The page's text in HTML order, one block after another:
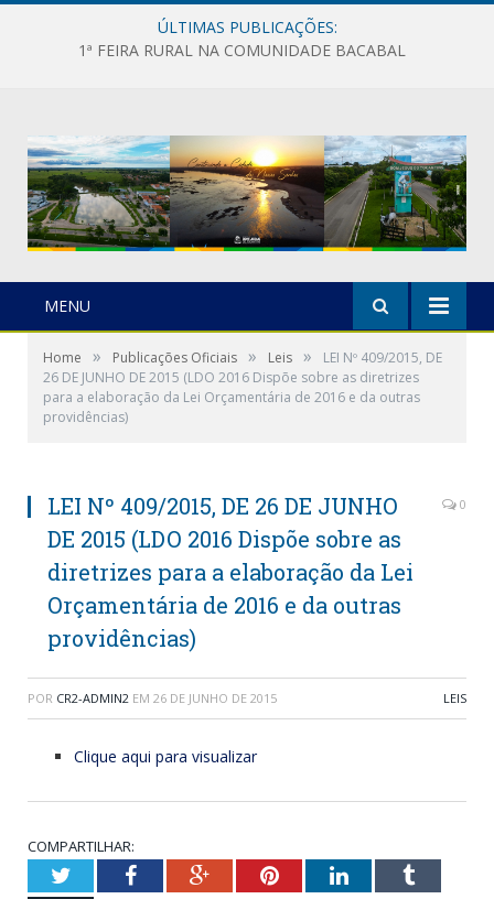
ÚLTIMAS PUBLICAÇÕES:
1ª FEIRA RURAL NA COMUNIDADE BACABAL
MENU
Home » Publicações Oficiais » Leis »
LEI Nº 409/2015, DE
26 DE JUNHO DE 2015 (LDO 2016 Dispõe sobre as diretrizes
para a elaboração da Lei Orçamentária de 2016 e da outras
providências)
LEI Nº 409/2015, DE 26 DE JUNHO
DE 2015 (LDO 2016 Dispõe sobre as
diretrizes para a elaboração da Lei
Orçamentária de 2016 e da outras
providências)
0
POR CR2-ADMIN2 EM 26 DE JUNHO DE 2015 LEIS
Clique aqui para visualizar
COMPARTILHAR:
TwitterFacebookGoogle+PinterestLinkedInTumblr